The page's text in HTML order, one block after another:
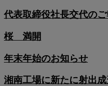
代表取締役社長交代の
桜 満開
年末年始のお知らせ
湘南工場に新たに射出